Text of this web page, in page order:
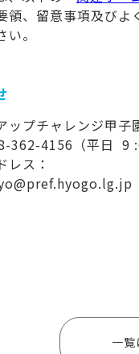
領、留意事項及びよ
。
ップチャレンジ甲
362-4156（平日 9
レス：
一覧